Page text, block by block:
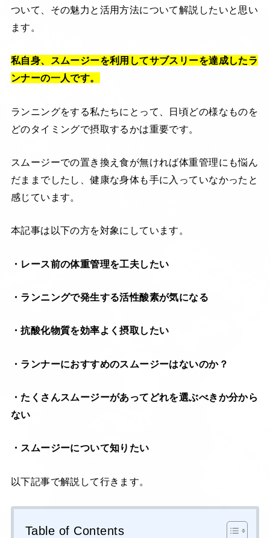
ついて、その魅力と活用方法について解説したいと思い
ます。
私自身、スムージーを利用してサブスリーを達成したラ
ンナーの一人です。
ランニングをする私たちにとって、日頃どの様なものを
どのタイミングで摂取するかは重要です。
スムージーでの置き換え食が無ければ体重管理にも悩ん
だままでしたし、健康な身体も手に入っていなかったと
感じています。
本記事は以下の方を対象にしています。
・レース前の体重管理を工夫したい
・ランニングで発生する活性酸素が気になる
・抗酸化物質を効率よく摂取したい
・ランナーにおすすめのスムージーはないのか？
・たくさんスムージーがあってどれを選ぶべきか分から
ない
・スムージーについて知りたい
以下記事で解説して行きます。
Table of Contents